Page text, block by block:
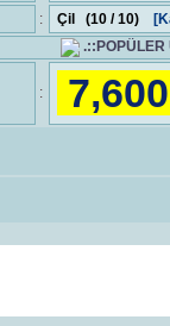
: Çil (10 / 10)
: